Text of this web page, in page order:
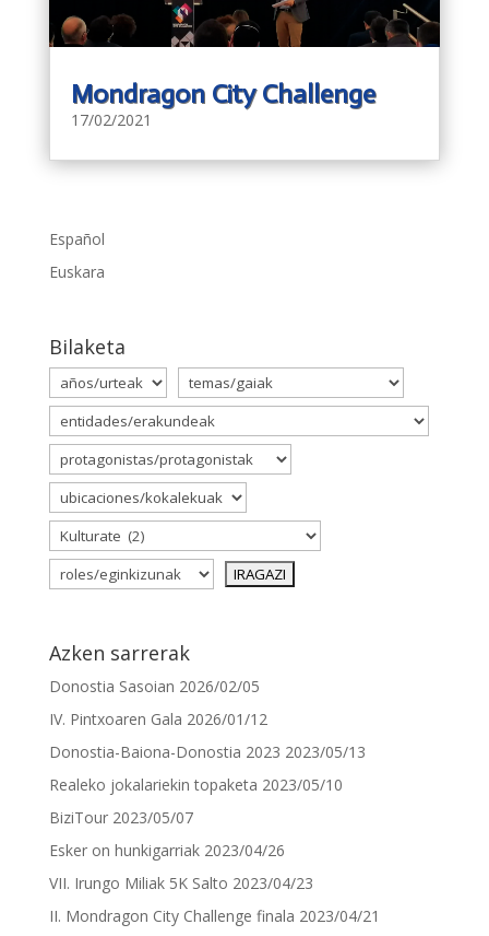
Mondragon City Challenge
17/02/2021
Español
Euskara
Bilaketa
Azken sarrerak
Donostia Sasoian 2026/02/05
IV. Pintxoaren Gala 2026/01/12
Donostia-Baiona-Donostia 2023 2023/05/13
Realeko jokalariekin topaketa 2023/05/10
BiziTour 2023/05/07
Esker on hunkigarriak 2023/04/26
VII. Irungo Miliak 5K Salto 2023/04/23
II. Mondragon City Challenge finala 2023/04/21